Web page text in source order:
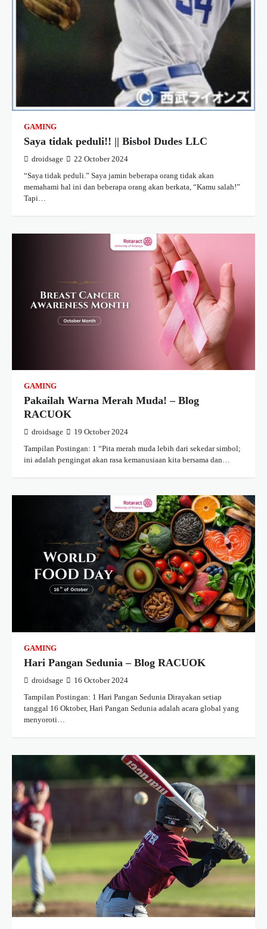
GAMING
Saya tidak peduli!! || Bisbol Dudes LLC
droidsage 22 October 2024
“Saya tidak peduli.” Saya jamin beberapa orang tidak akan
memahami hal ini dan beberapa orang akan berkata, “Kamu salah!”
Tapi…
GAMING
Pakailah Warna Merah Muda! – Blog
RACUOK
droidsage 19 October 2024
Tampilan Postingan: 1 “Pita merah muda lebih dari sekedar simbol;
ini adalah pengingat akan rasa kemanusiaan kita bersama dan…
GAMING
Hari Pangan Sedunia – Blog RACUOK
droidsage 16 October 2024
Tampilan Postingan: 1 Hari Pangan Sedunia Dirayakan setiap
tanggal 16 Oktober, Hari Pangan Sedunia adalah acara global yang
menyoroti…